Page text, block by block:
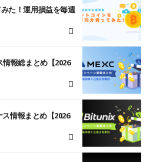
た！運用損益を毎週
報総まとめ【2026
情報まとめ【2026